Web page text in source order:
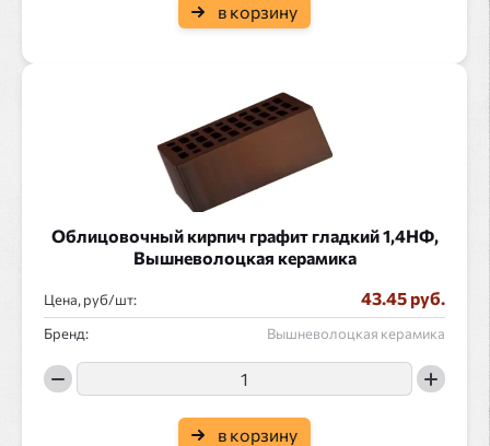
в корзину
Облицовочный кирпич графит гладкий 1,4НФ,
Вышневолоцкая керамика
Цена, руб/ : 43.45 руб.
Бренд: Вышневолоцкая керамика
в корзину